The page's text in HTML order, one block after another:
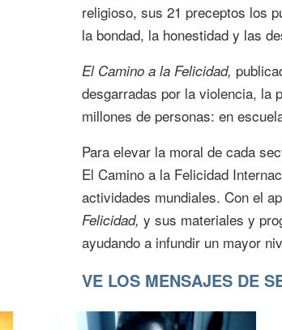
religioso, sus 21 preceptos los
la bondad, la honestidad y las
El Camino a la Felicidad,
desgarradas por la violencia, la
millones de personas: en
Para elevar la moral de cada
El Camino a la Felicidad
actividades mundiales. Con el
Felicidad, y sus materiales y
ayudando a infundir un mayor
VE LOS MENSAJES DE